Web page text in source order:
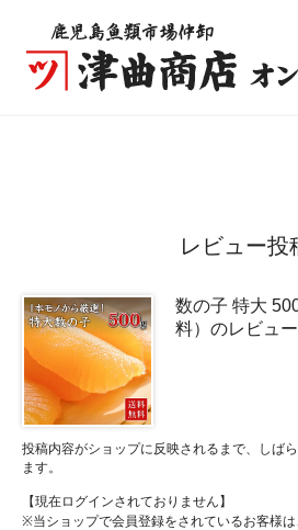
レビュー投
数の子 特大
料）のレビュー
投稿内容がショップに反映されるまで、しば
ます。
【現在ログインされておりません】
※当ショップで会員登録をされているお客様